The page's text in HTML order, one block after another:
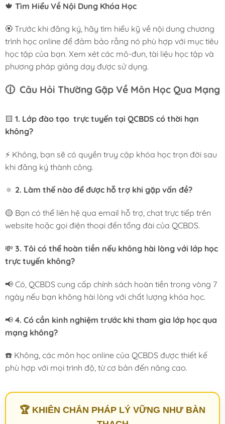
🍁 Tìm Hiểu Về Nội Dung Khóa Học
🏵️ Trước khi đăng ký, hãy tìm hiểu kỹ về nội dung chương
trình học online để đảm bảo rằng nó phù hợp với mục tiêu
học tập của bạn. Xem xét các mô-đun, tài liệu học tập và
phương pháp giảng dạy được sử dụng.
🕧Câu Hỏi Thường Gặp Về Môn Học Qua Mạng
🟨 1. Lớp đào tạo trực tuyến tại QCBDS có thời hạn
không?
⚡ Không, bạn sẽ có quyền truy cập khóa học trọn đời sau
khi đăng ký thành công.
🔅 2. Làm thế nào để được hỗ trợ khi gặp vấn đề?
🟡 Bạn có thể liên hệ qua email hỗ trợ, chat trực tiếp trên
website hoặc gọi điện thoại đến tổng đài của QCBDS.
💸 3. Tôi có thể hoàn tiền nếu không hài lòng với lớp học
trực tuyến không?
📢 Có, QCBDS cung cấp chính sách hoàn tiền trong vòng 7
ngày nếu bạn không hài lòng với chất lượng khóa học.
📢 4. Có cần kinh nghiệm trước khi tham gia lớp học qua
mạng không?
☎️ Không, các môn học online của QCBDS được thiết kế
phù hợp với mọi trình độ, từ cơ bản đến nâng cao.
🏆 KHIÊN CHẮN PHÁP LÝ VỮNG NHƯ BÀN